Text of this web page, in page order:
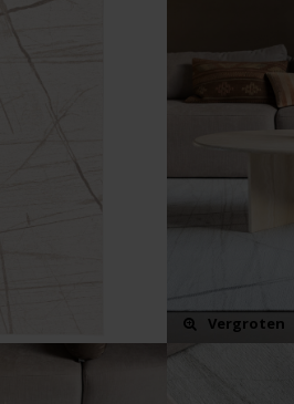
Vergroten